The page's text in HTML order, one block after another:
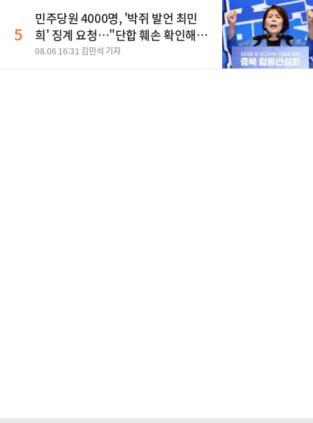
5
민주당원 4000명, '박쥐 발언 최민
희' 징계 요청…"단합 훼손 확인해
야"
08.06 16:31 김민석 기자